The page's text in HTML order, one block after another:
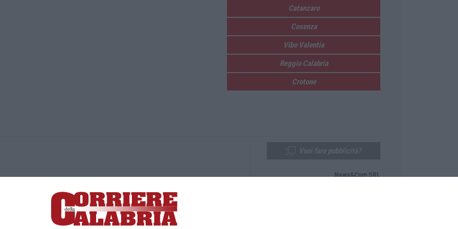
Catanzaro
Cosenza
Vibo Valentia
Reggio Calabria
Crotone
Lamezia Terme (CZ)
responsabile Paola Militano |Privacy
News&Com SRL